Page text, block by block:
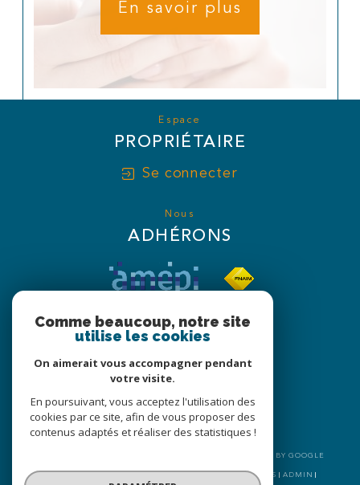
En savoir plus
Espace
PROPRIÉTAIRE
Se connecter
Nous
ADHÉRONS
© 2026 | TOUS DROITS RÉSERVÉS | TRADUCTION POWERED BY GOOGLE
MENTIONS LÉGALES
ADMIN
Comme beaucoup, notre site
utilise les cookies
On aimerait vous accompagner pendant
votre visite.
En poursuivant, vous acceptez l'utilisation des
cookies par ce site, afin de vous proposer des
contenus adaptés et réaliser des statistiques !